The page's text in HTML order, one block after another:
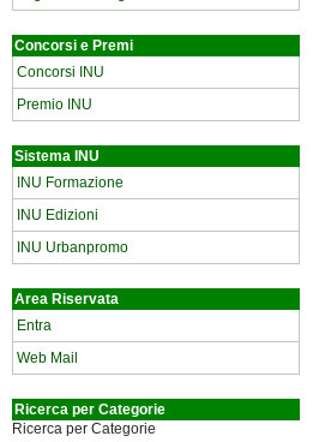
Concorsi e Premi
Concorsi INU
Premio INU
Sistema INU
INU Formazione
INU Edizioni
INU Urbanpromo
Area Riservata
Entra
Web Mail
Ricerca per Categorie
Ricerca per Categorie